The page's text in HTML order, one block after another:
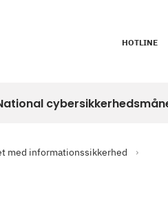
HOTLINE
med informationssikkerhed